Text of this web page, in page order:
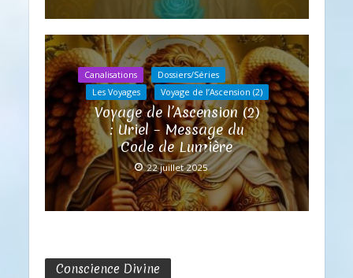
Canalisations
Dossiers/Séries
Les Voyages
Voyage de l’Ascension (2)
Voyage de l’Ascension (2)
: Uriel – Message du
Code de Lumière
22 juillet 2025
Conscience Divine